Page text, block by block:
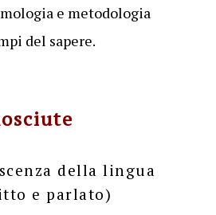
e metodologia
del sapere.
della lingua
e parlato)